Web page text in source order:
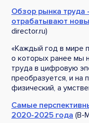
Обзор рынка труда
отрабатывают
director.ru)
«Каждый год в мире
о которых ранее мы
труда в цифровую
преобразуется, и на
физический, а
Самые
2020-2025 года (B-